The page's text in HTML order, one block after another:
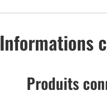
Informations
Produits